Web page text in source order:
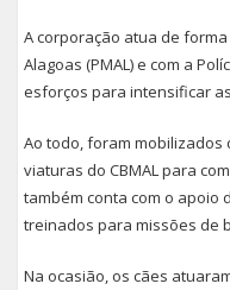
A corporação atua de
Alagoas (PMAL) e com a
esforços para intensificar
Ao todo, foram
viaturas do CBMAL para
também conta com o apoio
treinados para missões de
Na ocasião, os cães